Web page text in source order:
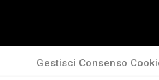
Gestisci Consenso